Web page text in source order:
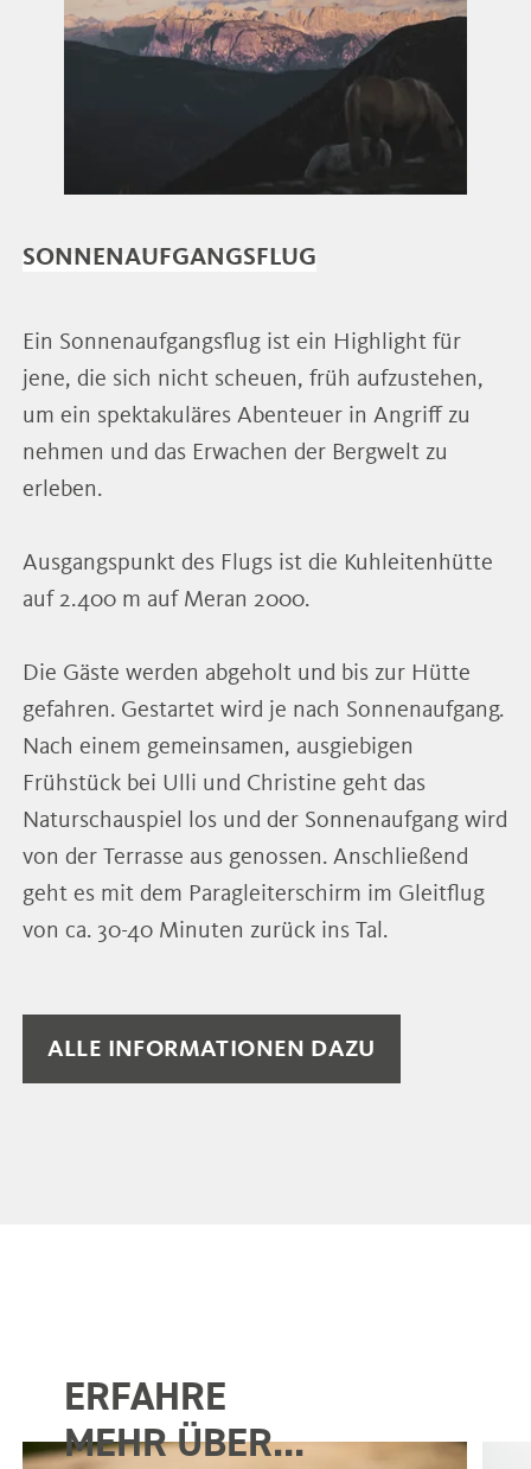
SONNENAUFGANGSFLUG
Ein Sonnenaufgangsflug ist ein Highlight für
jene, die sich nicht scheuen, früh aufzustehen,
um ein spektakuläres Abenteuer in Angriff zu
nehmen und das Erwachen der Bergwelt zu
erleben.
Ausgangspunkt des Flugs ist die Kuhleitenhütte
auf 2.400 m auf Meran 2000.
Die Gäste werden abgeholt und bis zur Hütte
gefahren. Gestartet wird je nach Sonnenaufgang.
Nach einem gemeinsamen, ausgiebigen
Frühstück bei Ulli und Christine geht das
Naturschauspiel los und der Sonnenaufgang wird
von der Terrasse aus genossen. Anschließend
geht es mit dem Paragleiterschirm im Gleitflug
von ca. 30-40 Minuten zurück ins Tal.
ALLE INFORMATIONEN DAZU
ERFAHRE
MEHR ÜBER...